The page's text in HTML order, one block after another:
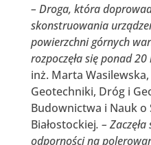
– Droga, która
skonstruowania
powierzchni górnych
rozpoczęła się ponad
inż. Marta
Geotechniki, Dróg i
Budownictwa i Nauk
Białostockiej. –
odporności na